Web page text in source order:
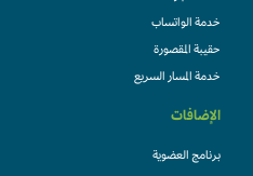
خدمة الواتساب
حقيبة المقصورة
خدمة المسار السريع
الإضافات
برنامج العضوية